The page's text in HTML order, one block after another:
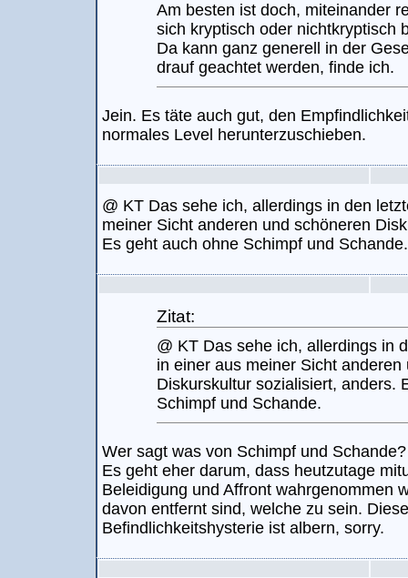
Am besten ist doch, miteinander
sich kryptisch oder nichtkryptisch
Da kann ganz generell in der
drauf geachtet werden, finde ich.
Jein. Es täte auch gut, den
normales Level herunterzuschieben.
@ KT Das sehe ich, allerdings in den
meiner Sicht anderen und schöneren
Es geht auch ohne Schimpf und Schande.
Zitat:
@ KT Das sehe ich, allerdings in
in einer aus meiner Sicht anderen
Diskurskultur sozialisiert, anders.
Schimpf und Schande.
Wer sagt was von Schimpf und Schande?
Es geht eher darum, dass heutzutage
Beleidigung und Affront wahrgenommen
davon entfernt sind, welche zu sein.
Befindlichkeitshysterie ist albern, sorry.